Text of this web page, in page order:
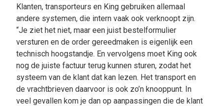
Klanten, transporteurs en King gebruiken allemaal
andere systemen, die intern vaak ook verknoopt zijn.
“Je ziet het niet, maar een juist bestelformulier
versturen en de order gereedmaken is eigenlijk een
technisch hoogstandje. En vervolgens moet King ook
nog de juiste factuur terug kunnen sturen, zodat het
systeem van de klant dat kan lezen. Het transport en
de vrachtbrieven daarvoor is ook zo’n knooppunt. In
veel gevallen kom je dan op aanpassingen die de klant